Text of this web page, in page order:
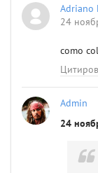
Adriano
24
como
Admin
24